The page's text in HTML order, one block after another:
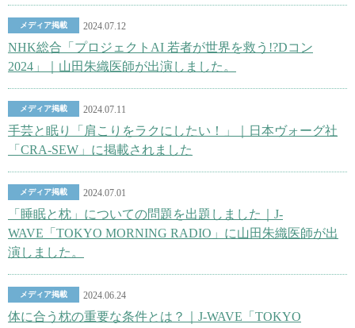
メディア掲載 2024.07.12
NHK総合「プロジェクトAI 若者が世界を救う!?Dコン
2024」｜山田朱織医師が出演しました。
メディア掲載 2024.07.11
手芸と眠り「肩こりをラクにしたい！」｜日本ヴォーグ社
「CRA-SEW」に掲載されました
メディア掲載 2024.07.01
「睡眠と枕」についての問題を出題しました｜J-
WAVE「TOKYO MORNING RADIO」に山田朱織医師が出
演しました。
メディア掲載 2024.06.24
体に合う枕の重要な条件とは？｜J-WAVE「TOKYO